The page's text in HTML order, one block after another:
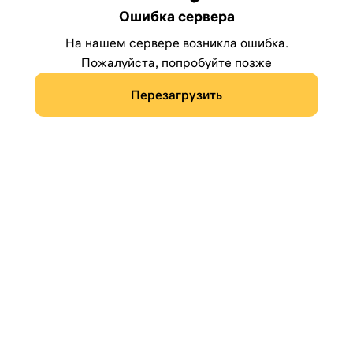
Ошибка сервера
На нашем сервере возникла ошибка.
Пожалуйста, попробуйте позже
Перезагрузить